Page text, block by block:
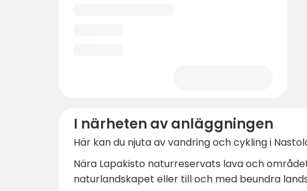
I närheten av anläggningen
Här kan du njuta av vandring och cykling i
Nära Lapakisto naturreservats lava och
naturlandskapet eller till och med beundra